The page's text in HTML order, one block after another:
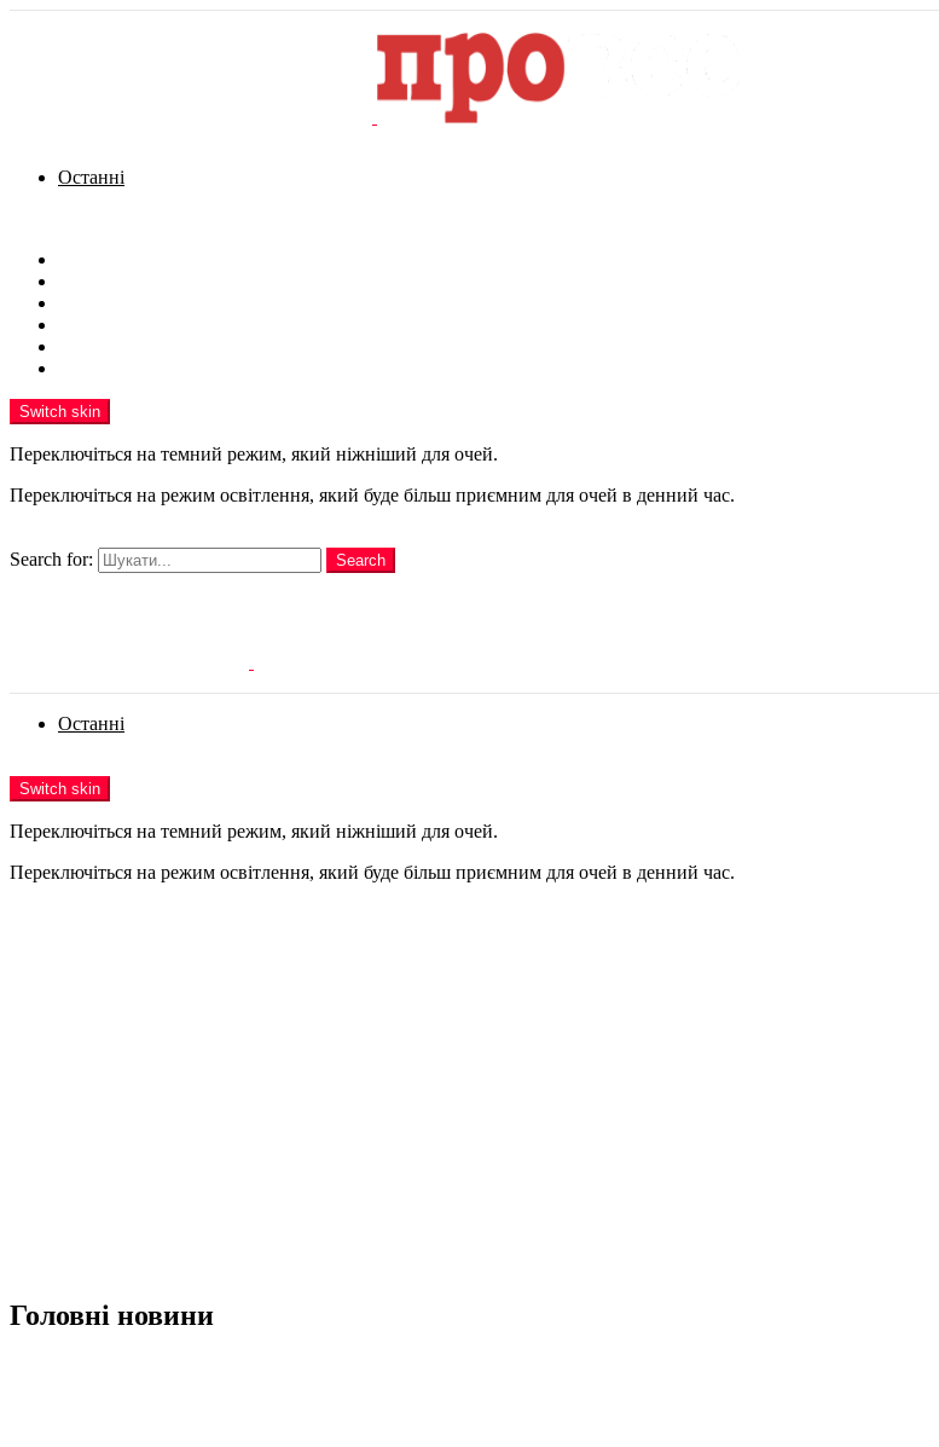
Останні
Switch skin
Переключіться на темний режим, який ніжніший для очей.
Переключіться на режим освітлення, який буде більш приємним для очей в денний час.
Search for:
Search
Останні
Switch skin
Переключіться на темний режим, який ніжніший для очей.
Переключіться на режим освітлення, який буде більш приємним для очей в денний час.
Головні новини